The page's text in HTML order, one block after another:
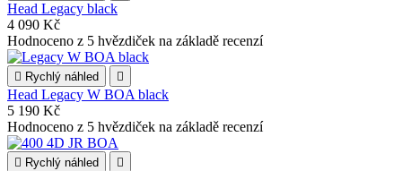
Head Legacy black
4 090 Kč
Hodnoceno z 5 hvězdiček na základě recenzí
 Rychlý náhled 
Head Legacy W BOA black
5 190 Kč
Hodnoceno z 5 hvězdiček na základě recenzí
 Rychlý náhled 